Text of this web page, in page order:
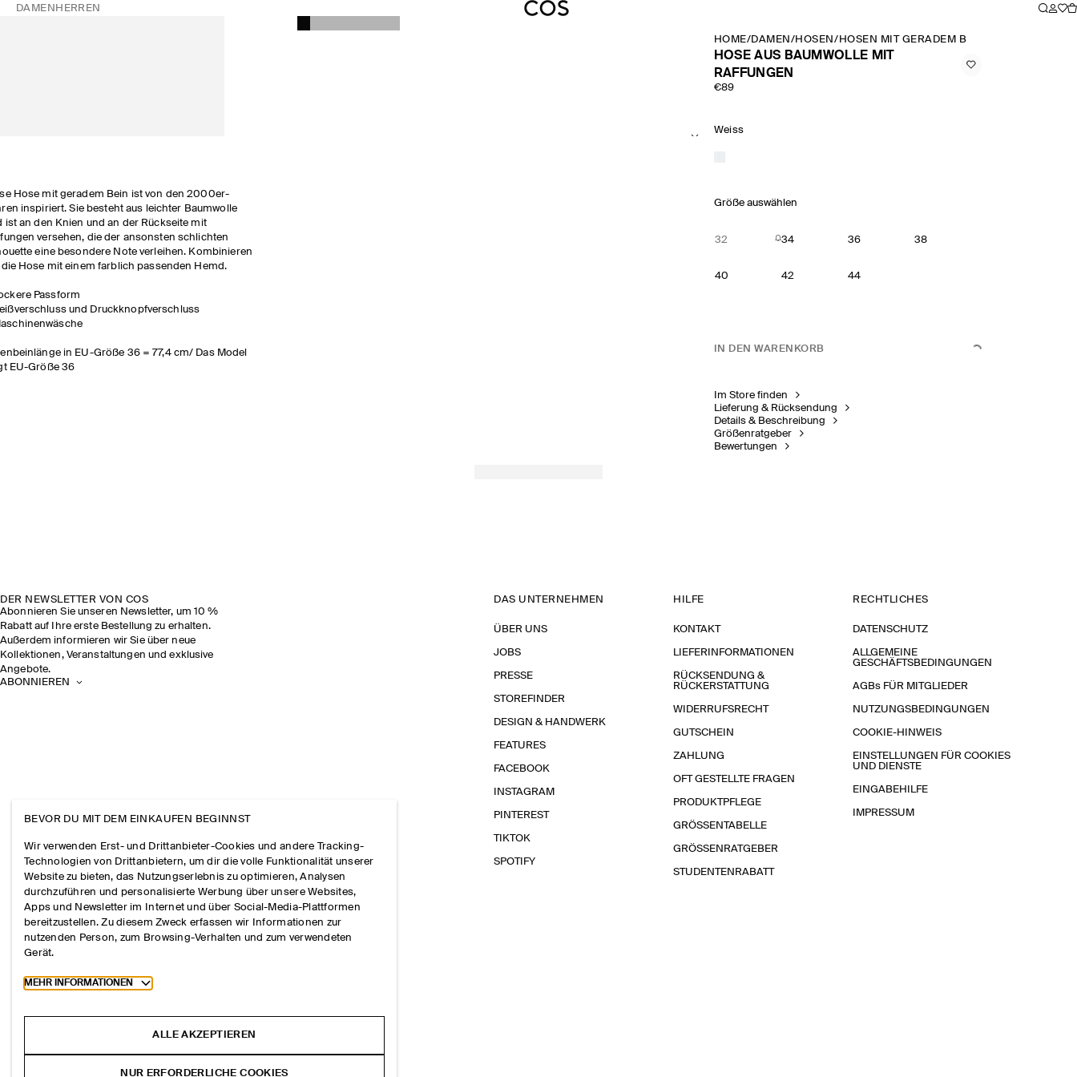
DAMEN HERREN
Hose mit geradem Bein ist von den 2000er-
inspiriert. Sie besteht aus leichter Baumwolle
ist an den Knien und an der Rückseite mit
versehen, die der ansonsten schlichten
eine besondere Note verleihen. Kombinieren
die Hose mit einem farblich passenden Hemd.
Passform
und Druckknopfverschluss
in EU-Größe 36 = 77,4 cm/ Das Model
EU-Größe 36
HOME/DAMEN /HOSEN / HOSEN MIT GERADEM BEIN
HOSE AUS BAUMWOLLE MIT
RAFFUNGEN
€89
Weiss
Größe auswählen
32 34 36 38
40 42 44
IN DEN WARENKORB
Im Store finden
Lieferung & Rücksendung
Details & Beschreibung
Größenratgeber
Bewertungen
DER NEWSLETTER VON COS
Abonnieren Sie unseren Newsletter, um 10 %
Rabatt auf Ihre erste Bestellung zu erhalten.
Außerdem informieren wir Sie über neue
Kollektionen, Veranstaltungen und exklusive
Angebote.
ABONNIEREN
DAS UNTERNEHMEN
ÜBER UNS
JOBS
PRESSE
STOREFINDER
DESIGN & HANDWERK
FEATURES
FACEBOOK
INSTAGRAM
PINTEREST
TIKTOK
SPOTIFY
HILFE
KONTAKT
LIEFERINFORMATIONEN
RÜCKSENDUNG &
RÜCKERSTATTUNG
WIDERRUFSRECHT
GUTSCHEIN
ZAHLUNG
OFT GESTELLTE FRAGEN
PRODUKTPFLEGE
GRÖSSENTABELLE
GRÖSSENRATGEBER
STUDENTENRABATT
RECHTLICHES
DATENSCHUTZ
ALLGEMEINE
GESCHÄFTSBEDINGUNGEN
AGBs FÜR MITGLIEDER
NUTZUNGSBEDINGUNGEN
COOKIE-HINWEIS
EINSTELLUNGEN FÜR COOKIES
UND DIENSTE
EINGABEHILFE
IMPRESSUM
BEVOR DU MIT DEM EINKAUFEN BEGINNST
Wir verwenden Erst- und Drittanbieter-Cookies und andere Tracking-
Technologien von Drittanbietern, um dir die volle Funktionalität unserer
Website zu bieten, das Nutzungserlebnis zu optimieren, Analysen
durchzuführen und personalisierte Werbung über unsere Websites,
Apps und Newsletter im Internet und über Social-Media-Plattformen
bereitzustellen. Zu diesem Zweck erfassen wir Informationen zur
nutzenden Person, zum Browsing-Verhalten und zum verwendeten
Gerät.
Toggle more cookie information
MEHR INFORMATIONEN
ALLE AKZEPTIEREN
NUR ERFORDERLICHE COOKIES